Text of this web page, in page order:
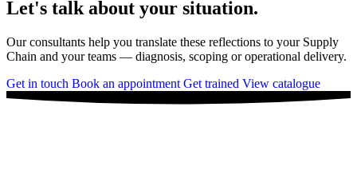
Let's talk about your situation.
Our consultants help you translate these reflections to your Supply
Chain and your teams — diagnosis, scoping or operational delivery.
Get in touch Book an appointment Get trained View catalogue